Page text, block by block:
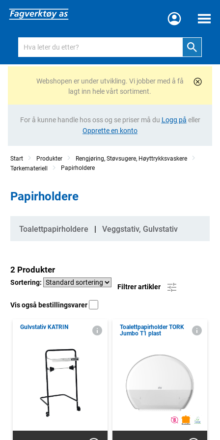
Meny
Webshopen er under utvikling. Vi jobber med å få
lagt inn hele vårt sortiment.
For å kunne handle hos oss og se priser må du Logg på eller
Opprette en konto
Start Produkter
Rengjøring, Støvsugere, Høyttrykksvaskere
Tørkemateriell
Papirholdere
Papirholdere
Kategorier
Toalettpapirholdere Veggstativ, Gulvstativ
2 Produkter
Sortering:
Filtrer artikler
Vis også bestillingsvarer
Gulvstativ KATRIN
Toalettpapirholder TORK
Jumbo T1 plast